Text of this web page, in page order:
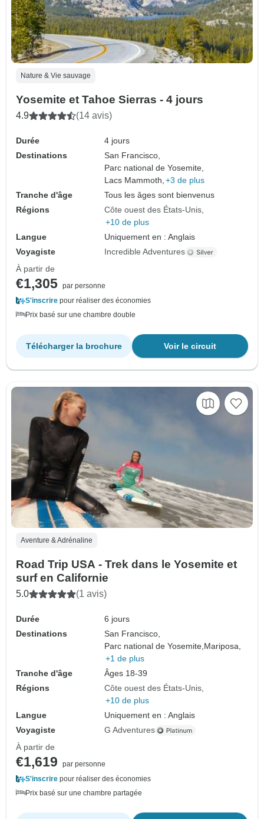
Nature & Vie sauvage
Yosemite et Tahoe Sierras - 4 jours
4.9 (14 avis)
Durée
4 jours
Destinations
San Francisco,
Parc national de Yosemite,
Lacs Mammoth, +3 de plus
Tranche d'âge
Tous les âges sont bienvenus
Régions
Côte ouest des États-Unis
+10 de plus
Langue
Uniquement en : Anglais
Voyagiste
Incredible Adventures
À partir de
€1,305 par personne
S'inscrire pour réaliser des économies
Prix basé sur une chambre double
Voir le circuit
Télécharger la brochure
Aventure & Adrénaline
Road Trip USA - Trek dans le Yosemite et
surf en Californie
5.0 (1 avis)
Durée
6 jours
Destinations
San Francisco,
Parc national de Yosemite,Mariposa,
+1 de plus
Tranche d'âge
Âges 18-39
Régions
Côte ouest des États-Unis
+10 de plus
Langue
Uniquement en : Anglais
Voyagiste
G Adventures
À partir de
€1,619
par personne
S'inscrire pour réaliser des économies
Prix basé sur une chambre partagée